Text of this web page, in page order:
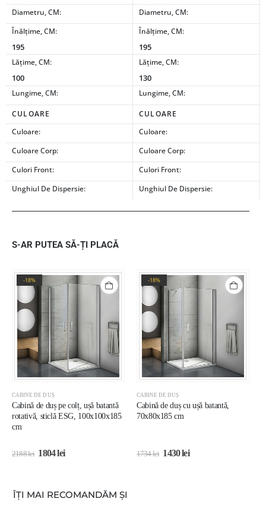
Diametru, CM:
Diametru, CM:
Înălțime, CM:
195
Înălțime, CM:
195
Lățime, CM:
100
Lățime, CM:
130
Lungime, CM: Lungime, CM:
CULOARE
CULOARE
Culoare:
Culoare:
Culoare Corp:
Culoare Corp:
Culori Front:
Culori Front:
Unghiul De Dispersie:
Unghiul De Dispersie:
S-AR PUTEA SĂ-ȚI PLACĂ
-18%
CABINE DE DUȘ
Cabină de duș pe colț, ușă batantă
rotativă, sticlă ESG, 100x100x185
cm
2188lei 1804lei
-18%
CABINE DE DUȘ
Cabină de duș cu ușă batantă,
70x80x185 cm
1734lei 1430lei
ÎȚI MAI RECOMANDĂM ȘI